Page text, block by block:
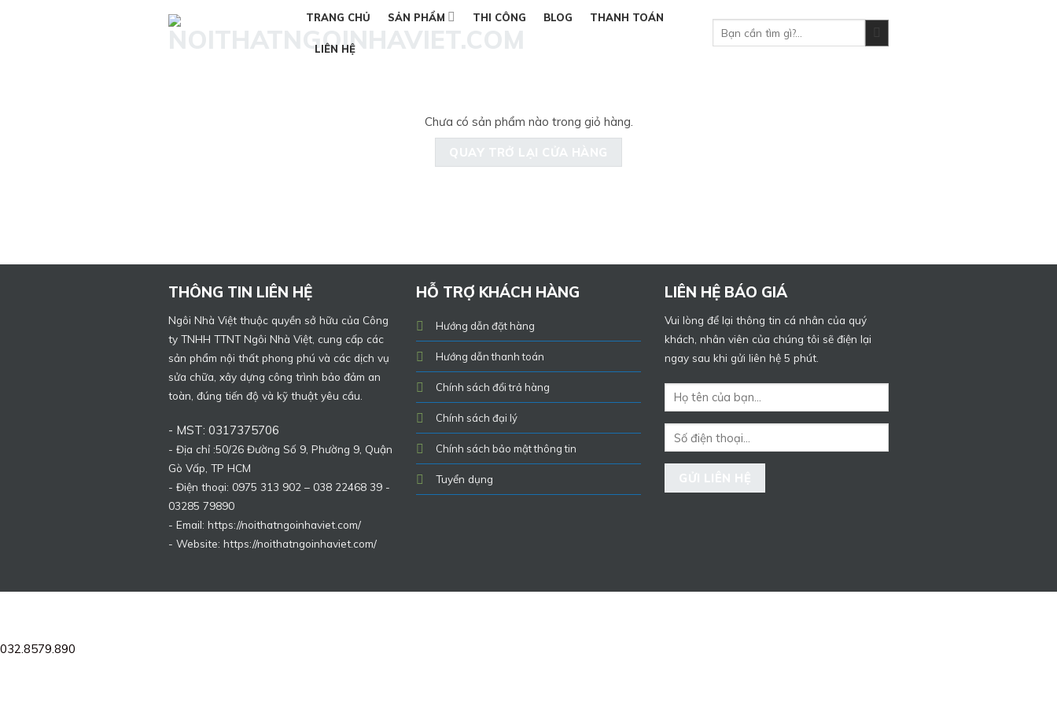
TRANG CHỦ SẢN PHẨM THI CÔNG BLOG THANH TOÁN
LIÊN HỆ
Tìm
kiếm:
Chưa có sản phẩm nào trong giỏ hàng.
THÔNG TIN LIÊN HỆ
Ngôi Nhà Việt thuộc quyền sở hữu của Công
ty TNHH TTNT Ngôi Nhà Việt, cung cấp các
sản phẩm nội thất phong phú và các dịch vụ
sửa chữa, xây dựng công trình bảo đảm an
toàn, đúng tiến độ và kỹ thuật yêu cầu.
- MST: 0317375706
- Địa chỉ :50/26 Đường Số 9, Phường 9, Quận
Gò Vấp, TP HCM
- Điện thoại: 0975 313 902 – 038 22468 39 -
03285 79890
- Email: https://noithatngoinhaviet.com/
- Website: https://noithatngoinhaviet.com/
HỖ TRỢ KHÁCH HÀNG
Hướng dẫn đặt hàng
Hướng dẫn thanh toán
Chính sách đổi trả hàng
Chính sách đại lý
Chính sách bảo mật thông tin
Tuyển dụng
LIÊN HỆ BÁO GIÁ
Vui lòng để lại thông tin cá nhân của quý
khách, nhân viên của chúng tôi sẽ điện lại
ngay sau khi gửi liên hệ 5 phút.
032.8579.890